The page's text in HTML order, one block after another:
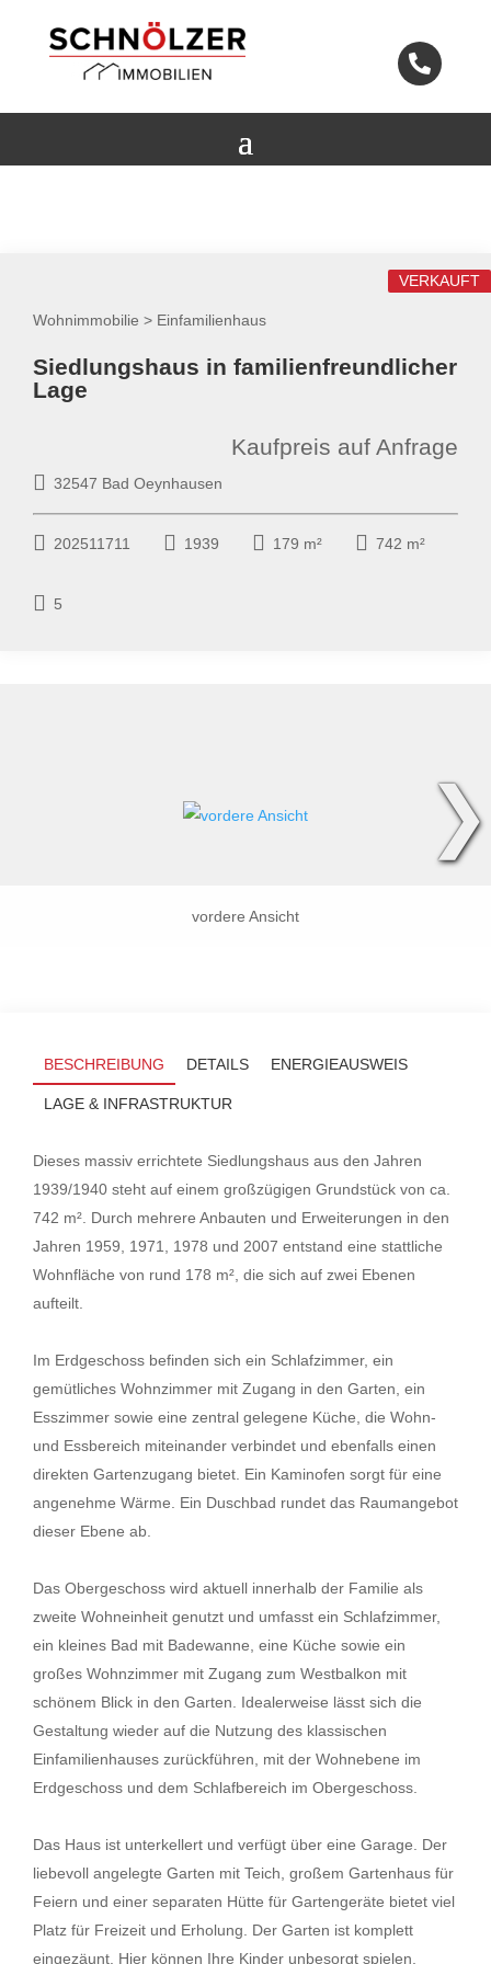

Wohnimmobilie > Einfamilienhaus
VERKAUFT
Siedlungshaus in familienfreundlicher
Lage
32547 Bad Oeynhausen
Kaufpreis auf Anfrage
202511711 1939 179 m² 742 m²
5
vordere Ansicht
❯
BESCHREIBUNG DETAILS ENERGIEAUSWEIS
LAGE & INFRASTRUKTUR
Dieses massiv errichtete Siedlungshaus aus den Jahren
1939/1940 steht auf einem großzügigen Grundstück von ca.
742 m². Durch mehrere Anbauten und Erweiterungen in den
Jahren 1959, 1971, 1978 und 2007 entstand eine stattliche
Wohnfläche von rund 178 m², die sich auf zwei Ebenen
aufteilt.
Im Erdgeschoss befinden sich ein Schlafzimmer, ein
gemütliches Wohnzimmer mit Zugang in den Garten, ein
Esszimmer sowie eine zentral gelegene Küche, die Wohn-
und Essbereich miteinander verbindet und ebenfalls einen
direkten Gartenzugang bietet. Ein Kaminofen sorgt für eine
angenehme Wärme. Ein Duschbad rundet das Raumangebot
dieser Ebene ab.
Das Obergeschoss wird aktuell innerhalb der Familie als
zweite Wohneinheit genutzt und umfasst ein Schlafzimmer,
ein kleines Bad mit Badewanne, eine Küche sowie ein
großes Wohnzimmer mit Zugang zum Westbalkon mit
schönem Blick in den Garten. Idealerweise lässt sich die
Gestaltung wieder auf die Nutzung des klassischen
Einfamilienhauses zurückführen, mit der Wohnebene im
Erdgeschoss und dem Schlafbereich im Obergeschoss.
Das Haus ist unterkellert und verfügt über eine Garage. Der
liebevoll angelegte Garten mit Teich, großem Gartenhaus für
Feiern und einer separaten Hütte für Gartengeräte bietet viel
Platz für Freizeit und Erholung. Der Garten ist komplett
eingezäunt. Hier können Ihre Kinder unbesorgt spielen,